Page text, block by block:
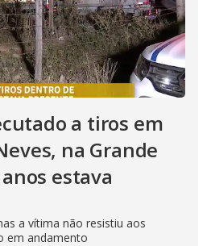
a tiros em
na Grande
estava
a vítima não resistiu aos
em andamento